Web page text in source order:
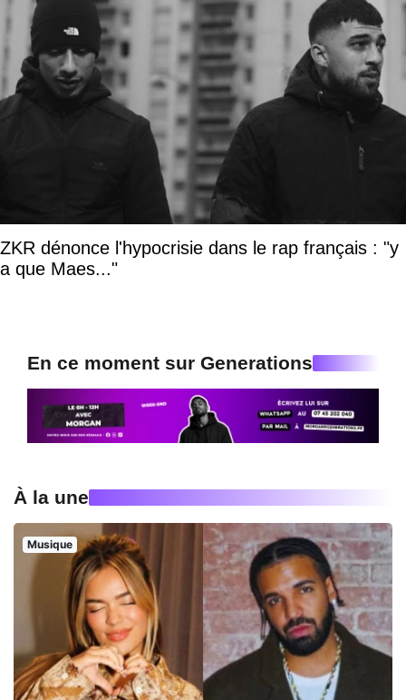
ZKR dénonce l'hypocrisie dans le rap français : "y
a que Maes..."
En ce moment sur Generations
À la une
Musique